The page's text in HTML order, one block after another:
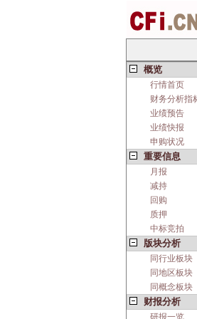
概览
行情首页
财务分析指
业绩预告
业绩快报
申购状况
重要信息
月报
减持
回购
质押
中标竞拍
版块分析
同行业板块
同地区板块
同概念板块
财报分析
研报一览